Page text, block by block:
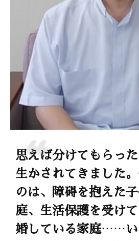
思えば分けてもらっ
生かされてきました
のは、障碍を抱えた
庭、生活保護を受け
婚している家庭……い